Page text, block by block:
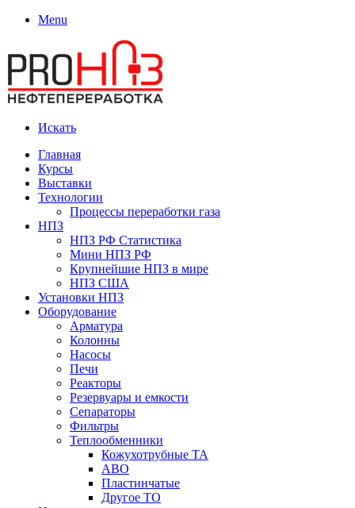
Menu
Искать
Главная
Курсы
Выставки
Технологии
Процессы переработки газа
НПЗ
НПЗ РФ Статистика
Мини НПЗ РФ
Крупнейшие НПЗ в мире
НПЗ США
Установки НПЗ
Оборудование
Арматура
Колонны
Насосы
Печи
Реакторы
Резервуары и емкости
Сепараторы
Фильтры
Теплообменники
Кожухотрубные ТА
АВО
Пластинчатые
Другое ТО